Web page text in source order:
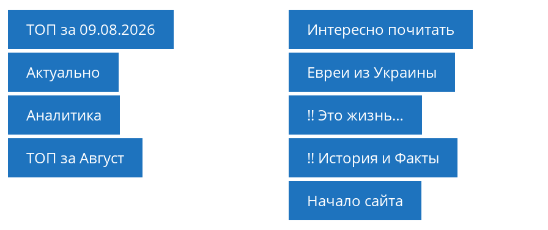
ТОП за 09.08.2026
Актуально
Аналитика
ТОП за Август
Интересно почитать
Евреи из Украины
!! Это жизнь…
!! История и Факты
Начало сайта